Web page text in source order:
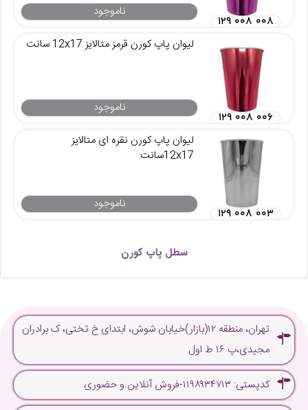
ناموجود
۱۲۹ ۰۰۸ ۰۰۸
لیوان پاپ کورن قرمز متالایز 12x17 سانت
ناموجود
۱۲۹ ۰۰۸ ۰۰۶
لیوان پاپ کورن نقره ای متالایز
12x17سانت
ناموجود
۱۲۹ ۰۰۸ ۰۰۳
سطل پاپ کورن
تهران، منطقه ۱۲(بازار)خیابان شوش، ابتدای خ تختی، ک برادران
مجیدی،پ ۱۶ ط اول
کدپستی: ۱۱۹۸۹۳۴۷۱۳-فروش آنلاین و حضوری